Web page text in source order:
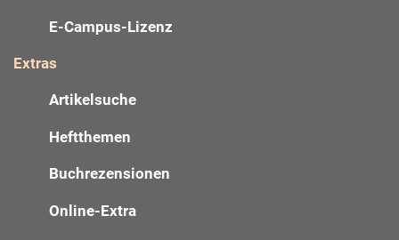
E-Campus-Lizenz
Extras
Artikelsuche
Heftthemen
Buchrezensionen
Online-Extra